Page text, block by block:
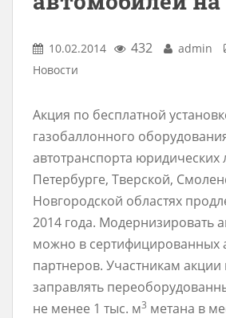
10.02.2014 432 admin
Новости
Акция по бесплатной
газобаллонного
автотранспорта юридических
Петербурге, Тверской,
Новгородской областях
2014 года. Модернизировать
можно в сертифицированных
партнеров. Участникам
заправлять
не менее 1 тыс. м3 метана в